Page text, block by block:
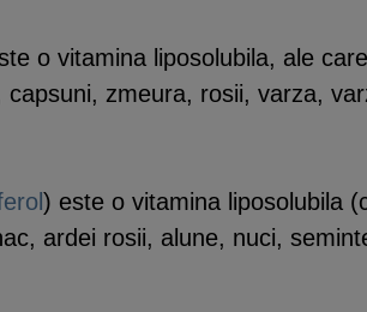
o vitamina liposolubila, ale
zmeura, rosii, varza,
) este o vitamina liposolubila
ardei rosii, alune, nuci,